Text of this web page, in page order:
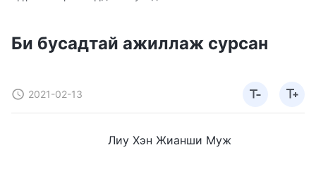
Би бусадтай ажиллаж сурсан
2021-02-13
Лиу Хэн Жианши Муж